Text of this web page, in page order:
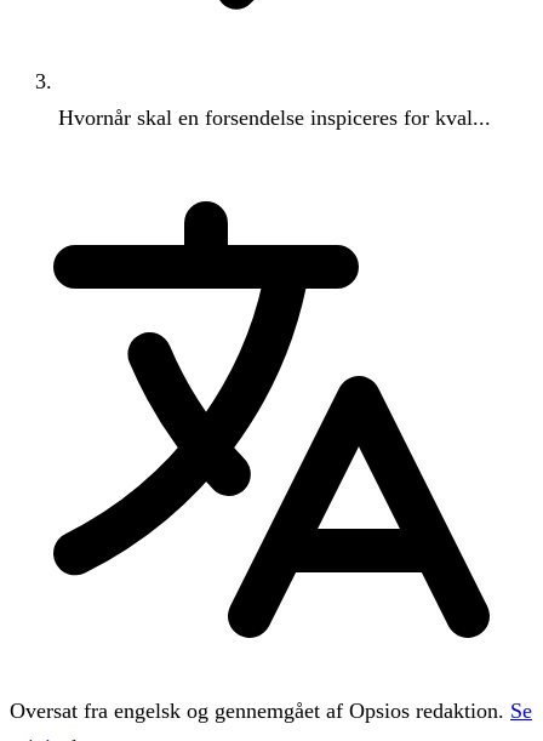
Hvornår skal en forsendelse inspiceres for kval...
Oversat fra engelsk og gennemgået af Opsios redaktion. Se